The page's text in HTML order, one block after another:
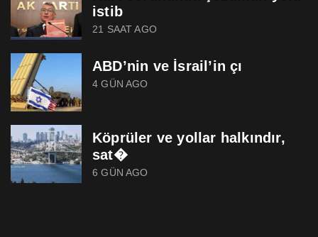
istib
21 SAAT AGO
ABD’nin ve İsrail’in çı
4 GÜN AGO
Köprüler ve yollar halkındır,
sat�
6 GÜN AGO